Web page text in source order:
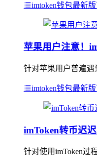
imtoken钱包最新
苹果用户注意！
针对苹果用户普遍遇
imtoken钱包最新
imToken转币迟
针对使用imToken过